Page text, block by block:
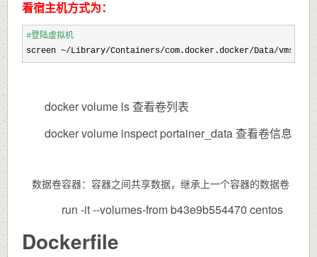
看宿主机方式为：
#登陆虚拟机
screen ~/Library/Containers/com.docker.docker/Data/vms/
/
docker volume ls 查看卷列表
docker volume inspect portainer_data 查看卷信息
数据卷容器：容器之间共享数据，继承上一个容器的数据卷
run -it --volumes-from b43e9b554470 centos
Dockerfile